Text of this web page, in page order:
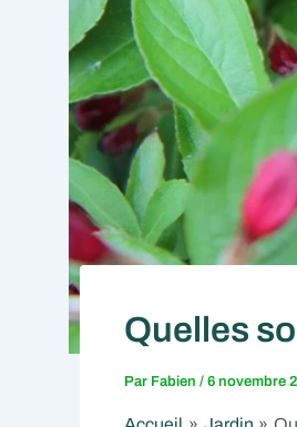
Quelles
Par Fabien / 6 novembre